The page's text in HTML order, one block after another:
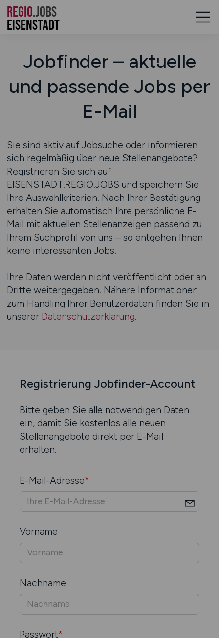
REGIO.JOBS
Eisenstadt
Jobfinder – aktuelle
und passende Jobs per
E-Mail
Sie sind aktiv auf Jobsuche oder informieren
sich regelmäßig über neue Stellenangebote?
Registrieren Sie sich auf
EISENSTADT.REGIO.JOBS und speichern Sie
Ihre Auswahlkriterien. Nach Ihrer Bestätigung
erhalten Sie automatisch Ihre persönliche E-
Mail mit aktuellen Stellenanzeigen passend zu
Ihrem Suchprofil von uns – so entgehen Ihnen
keine interessanten Jobs.
Ihre Daten werden nicht veröffentlicht oder an
Dritte weitergegeben. Nähere Informationen
zum Handling Ihrer Benutzerdaten finden Sie in
unserer Datenschutzerklärung.
Registrierung Jobfinder-Account
Bitte geben Sie alle notwendigen Daten
ein, damit Sie kostenlos alle neuen
Stellenangebote direkt per E-Mail
erhalten.
E-Mail-Adresse*
Vorname
Nachname
Passwort*